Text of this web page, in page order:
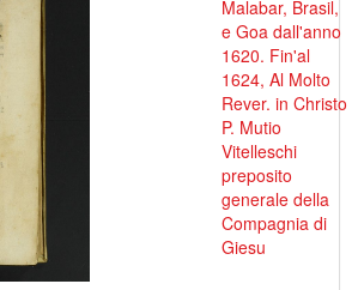
Malabar, Brasil,
e Goa dall'anno
1620. Fin'al
1624, Al Molto
Rever. in Christo
P. Mutio
Vitelleschi
preposito
generale della
Compagnia di
Giesu